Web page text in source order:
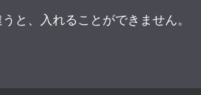
と、入れることができません。